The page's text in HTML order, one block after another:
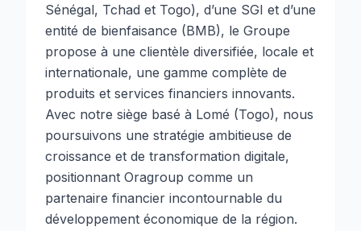
Sénégal, Tchad et Togo), d’une SGI et d’une
entité de bienfaisance (BMB), le Groupe
propose à une clientèle diversifiée, locale et
internationale, une gamme complète de
produits et services financiers innovants.
Avec notre siège basé à Lomé (Togo), nous
poursuivons une stratégie ambitieuse de
croissance et de transformation digitale,
positionnant Oragroup comme un
partenaire financier incontournable du
développement économique de la région.